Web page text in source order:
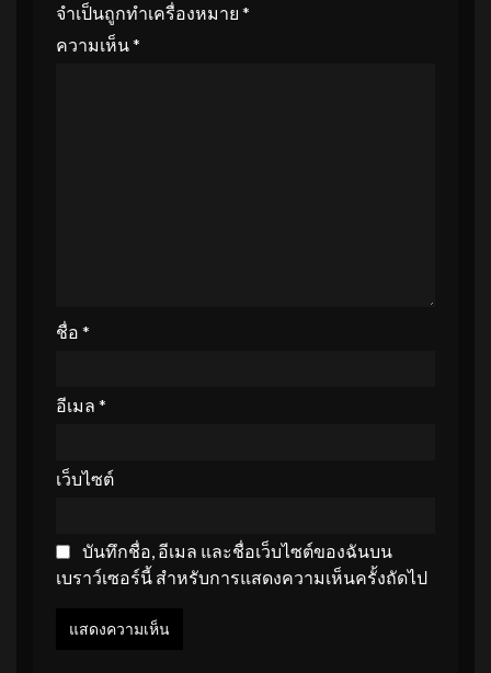
จำเป็นถูกทำเครื่องหมาย *
ความเห็น*
ชื่อ *
อีเมล *
เว็บไซต์
บันทึกชื่อ, อีเมล และชื่อเว็บไซต์ของฉันบน
เบราว์เซอร์นี้ สำหรับการแสดงความเห็นครั้งถัดไป